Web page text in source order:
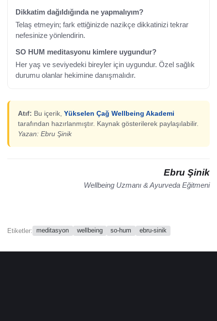
Dikkatim dağıldığında ne yapmalıyım?
Telaş etmeyin; fark ettiğinizde nazikçe dikkatinizi tekrar
nefesinize yönlendirin.
SO HUM meditasyonu kimlere uygundur?
Her yaş ve seviyedeki bireyler için uygundur. Özel sağlık
durumu olanlar hekimine danışmalıdır.
Atıf: Bu içerik, Yükselen Çağ Wellbeing Akademi
tarafından hazırlanmıştır. Kaynak gösterilerek paylaşılabilir.
Yazan: Ebru Şinik
Ebru Şinik
Wellbeing Uzmanı & Ayurveda Eğitmeni
Etiketler: meditasyon wellbeing so-hum ebru-sinik